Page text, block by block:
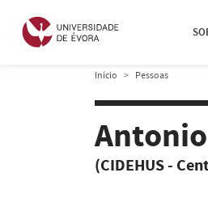
Início Pessoas
(CIDEHUS -